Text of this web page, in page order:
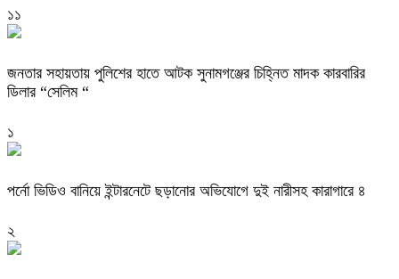
১১
জনতার সহায়তায় পুলিশের হাতে আটক সুনামগঞ্জের চিহ্নিত মাদক কারবারির
ডিলার “সেলিম “
১
পর্নো ভিডিও বানিয়ে ইন্টারনেটে ছড়ানোর অভিযোগে দুই নারীসহ কারাগারে ৪
২